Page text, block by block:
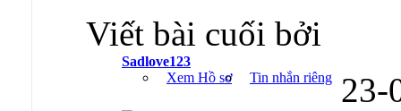
Viết bài cuối bởi
Sadlove123
Xem Hồ sơ
Tin nhắn riêng 23-